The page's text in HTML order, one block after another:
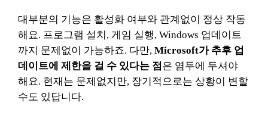
대부분의 기능은 활성화 여부와 관계없이 정상 작동
해요. 프로그램 설치, 게임 실행, Windows 업데이트
까지 문제없이 가능하죠. 다만, Microsoft가 추후 업
데이트에 제한을 걸 수 있다는 점은 염두에 두셔야
해요. 현재는 문제없지만, 장기적으로는 상황이 변할
수도 있답니다.